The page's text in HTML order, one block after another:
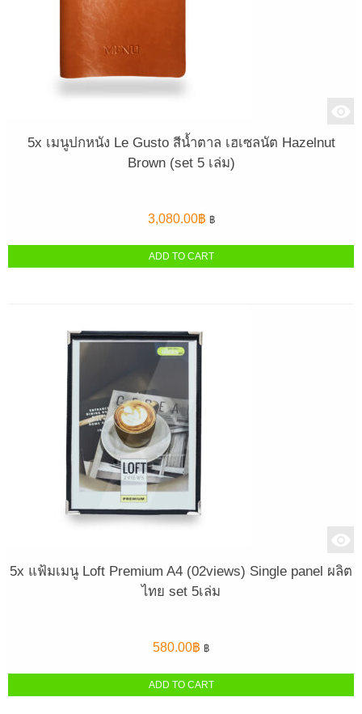
5x เมนูปกหนัง Le Gusto สีน้ำตาล เฮเซลนัต Hazelnut
Brown (set 5 เล่ม)
3,080.00฿ ฿
ADD TO CART
5x แฟ้มเมนู Loft Premium A4 (02views) Single panel ผลิต
ไทย set 5เล่ม
580.00฿ ฿
ADD TO CART